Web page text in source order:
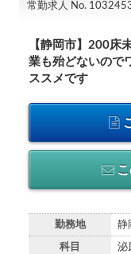
常勤求人 No.
【静岡市】200床
業も殆どないので
ススメです
勤務地 静
科目 泌